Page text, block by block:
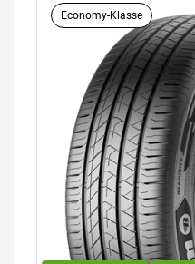
Economy-Klasse